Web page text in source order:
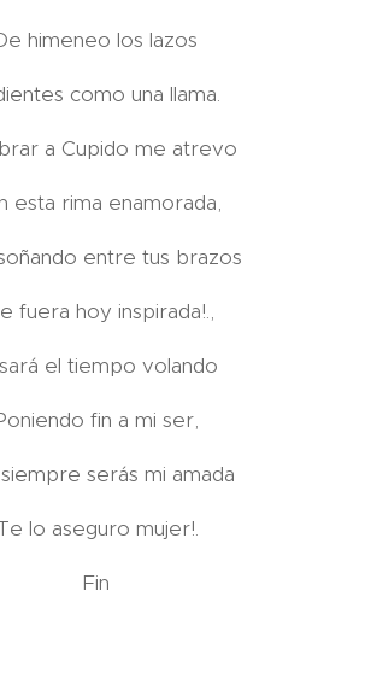
himeneo los lazos
como una llama.
a Cupido me atrevo
esta rima enamorada,
entre tus brazos
fuera hoy inspirada!.,
el tiempo volando
fin a mi ser,
serás mi amada
lo aseguro mujer!.
Fin